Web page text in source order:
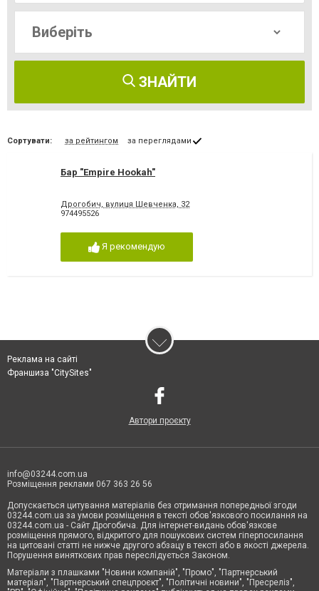
ЗНАЙТИ
Сортувати: за рейтингом за переглядами
Бар "Empire Hookah"
Дрогобич, вулиця Шевченка, 32
974495526
Я рекомендую
Реклама на сайті
Франшиза "CitySites"
Автори проєкту
info@03244.com.ua
Розміщення реклами 067 363 26 56
Допускається цитування матеріалів без отримання попередньої згоди
03244.com.ua за умови розміщення в тексті обов'язкового посилання на
03244.com.ua - Сайт Дрогобича. Для інтернет-видань обов'язкове
розміщення прямого, відкритого для пошукових систем гіперпосилання
на цитовані статті не нижче другого абзацу в тексті або в якості джерела.
Порушення виняткових прав переслідується Законом.
Матеріали з плашками "Новини компаній", "Промо", "Партнерський
матеріал", "Партнерський спецпроєкт", "Політичні новини", "Пресреліз",